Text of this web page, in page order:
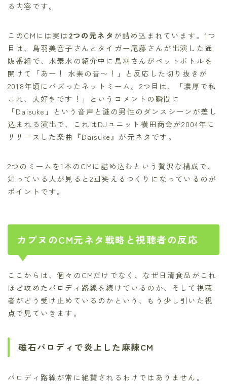
る内容です。
このCMには実は 2つの元ネタ が詰め込まれています。1つ
目は、鳥羽美音子さんとタイガー尾藤さんが出演した通
販番組で、水素水の紹介中に鳥羽さんがペットボトルを
開けて「あー！ 水素の音〜！」と反応した切り抜きが
2018年頃にバズったネットミーム。2つ目は、「濃厚で私
これ、大好きです！」というコメントの瞬間に
「Daisuke」という音声と謎の男性のダンスシーンが差し
込まれる演出で、これはDJユニット横田商会が2004年に
リリースした楽曲『Daisuke』が元ネタです。
2つのミームを1本のCMに詰め込むという贅沢な構成で、
知っている人が見ると2回笑えるつくりになっているのが
ポイントです。
カプヌのCM元ネタ戦略と視聴者の反応
ここからは、個々のCMだけでなく、なぜ日清食品がこれ
ほど攻めたパロディ路線を続けているのか、そして視聴
者がどう受け止めているのかという、もう少し引いた視
点で見ていきます。
磁石パロディで炎上した麻辣CM
パロディ路線が常に絶賛されるわけではありません。